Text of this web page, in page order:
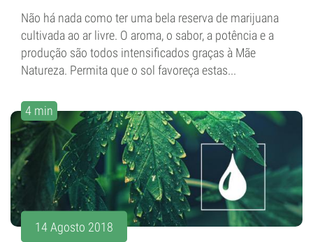
Não há nada como ter uma bela reserva de marijuana
cultivada ao ar livre. O aroma, o sabor, a potência e a
produção são todos intensificados graças à Mãe
Natureza. Permita que o sol favoreça estas...
4 min
14 Agosto 2018